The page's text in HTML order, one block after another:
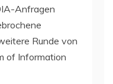
Anfragen
Runde von
of Information